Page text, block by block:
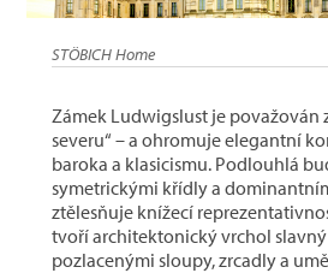
Zprávy
Kontakt
STÖBICH Home
Zámek Ludwigslust je považován
severu“ – a ohromuje elegantní
baroka a klasicismu. Podlouhlá
symetrickými křídly a
ztělesňuje knížecí
tvoří architektonický vrchol slavný
pozlacenými sloupy, zrcadly a